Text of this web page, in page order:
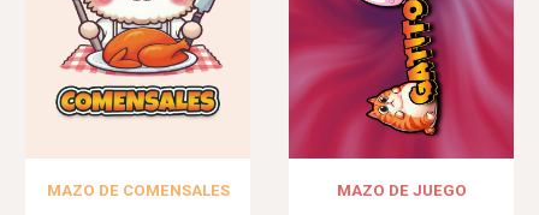
MAZO DE COMENSALES MAZO DE JUEGO